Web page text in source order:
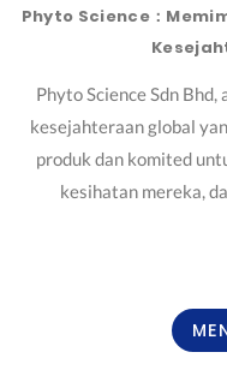
Phyto Science：
Phyto Science Sdn
kesejahteraan global
produk dan komited
kesihatan mereka,